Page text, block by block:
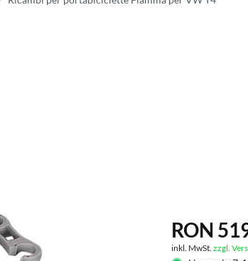
RON
inkl. MwSt.zzgl.